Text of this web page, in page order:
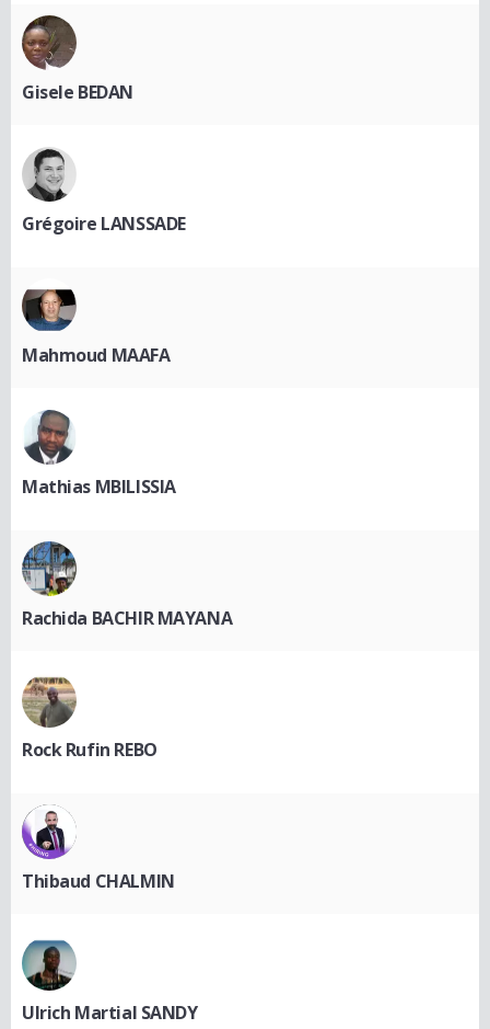
Gisele BEDAN
Grégoire LANSSADE
Mahmoud MAAFA
Mathias MBILISSIA
Rachida BACHIR MAYANA
Rock Rufin REBO
Thibaud CHALMIN
Ulrich Martial SANDY